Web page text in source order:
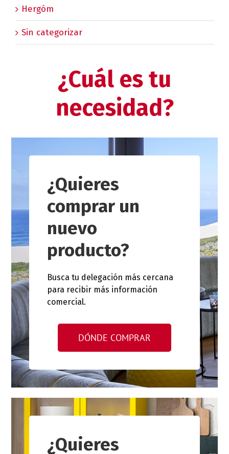
Hergóm
Sin categorizar
¿Cuál es tu
necesidad?
¿Quieres
comprar un
nuevo
producto?
Busca tu delegación más cercana
para recibir más información
comercial.
DÓNDE COMPRAR
¿Quieres